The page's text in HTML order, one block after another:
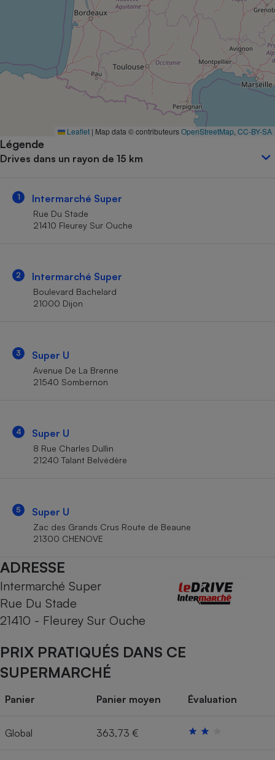
Leaflet | Map data © contributeursOpenStreetMap CC-BY-SA
Légende
Drives dans un rayon de 15 km
1 Intermarché Super
Rue Du Stade
21410 Fleurey Sur Ouche
2 Intermarché Super
Boulevard Bachelard
21000 Dijon
3 Super U
Avenue De La Brenne
21540 Sombernon
4 Super U
8 Rue Charles Dullin
21240 Talant Belvédère
5 Super U
Zac des Grands Crus Route de Beaune
21300 CHENOVE
ADRESSE
Intermarché Super
Rue Du Stade
21410 - Fleurey Sur Ouche
PRIX PRATIQUÉS DANS CE
SUPERMARCHÉ
Panier Panier moyen Évaluation
Global 363,73 €
Complément
alimentaire
bouteille
Assurance emprunteur
Petit électroménager -
Robot ménager
Matelas
Mutuelle